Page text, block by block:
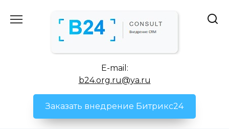
E-mail:
b24.org.ru@ya.ru
Заказать внедрение Битрикс24